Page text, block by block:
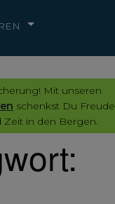
Mit unseren
schenkst Du
Zeit in den Bergen.